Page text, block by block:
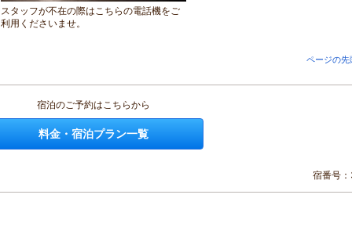
スタッフが不在の際はこちらの電話機をご
利用くださいませ。
ページの先
宿泊のご予約はこちらから
料金・宿泊プラン一覧
宿番号